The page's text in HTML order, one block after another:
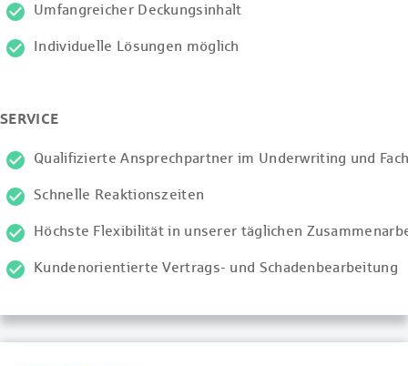
Umfangreicher Deckungsinhalt
Individuelle Lösungen möglich
SERVICE
Qualifizierte Ansprechpartner im Underwriting und
Schnelle Reaktionszeiten
Höchste Flexibilität in unserer täglichen
Kundenorientierte Vertrags- und Schadenbearbeitung